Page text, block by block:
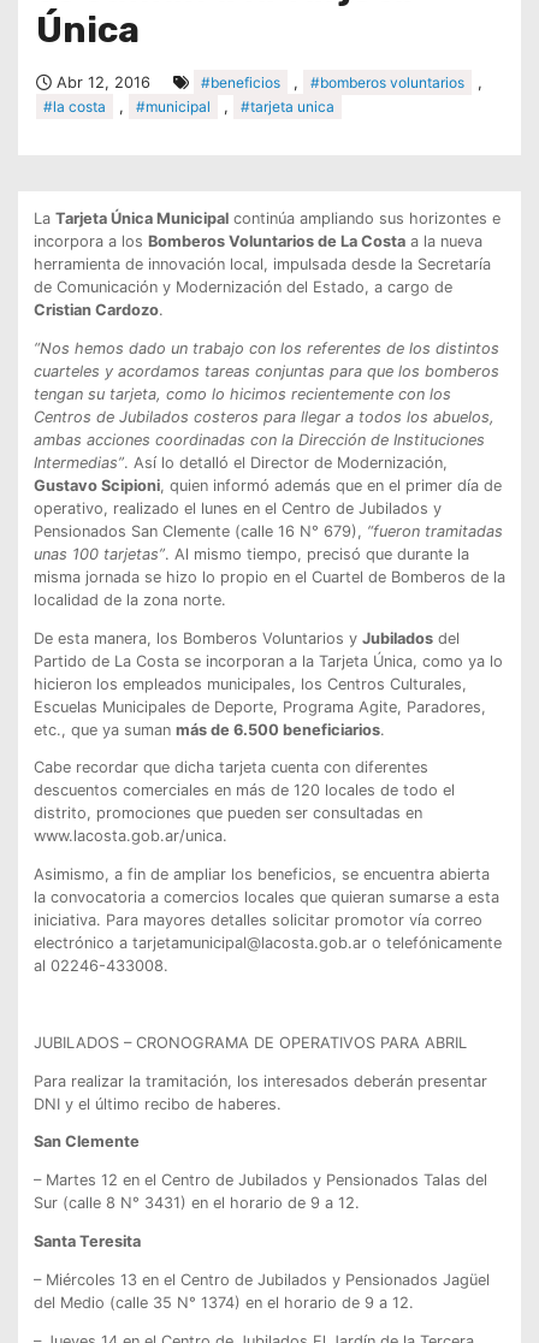
Única
Abr 12, 2016 #beneficios , #bomberos voluntarios
,
#la costa
, #municipal , #tarjeta unica
La Tarjeta Única Municipalcontinúa ampliando sus horizontes e
incorpora a los Bomberos Voluntarios de La Costaa la nueva
herramienta de innovación local, impulsada desde la Secretaría
de Comunicación y Modernización del Estado, a cargo de
Cristian Cardozo.
“Nos hemos dado un trabajo con los referentes de los distintos
cuarteles y acordamos tareas conjuntas para que los bomberos
tengan su tarjeta, como lo hicimos recientemente con los
Centros de Jubilados costeros para llegar a todos los abuelos,
ambas acciones coordinadas con la Dirección de Instituciones
Intermedias”. Así lo detalló el Director de Modernización,
Gustavo Scipioni, quien informó además que en el primer día de
operativo, realizado el lunes en el Centro de Jubilados y
Pensionados San Clemente (calle 16 N° 679), “fueron tramitadas
unas 100 tarjetas”. Al mismo tiempo, precisó que durante la
misma jornada se hizo lo propio en el Cuartel de Bomberos de la
localidad de la zona norte.
De esta manera, los Bomberos Voluntarios y Jubiladosdel
Partido de La Costa se incorporan a la Tarjeta Única, como ya lo
hicieron los empleados municipales, los Centros Culturales,
Escuelas Municipales de Deporte, Programa Agite, Paradores,
etc., que ya suman más de 6.500 beneficiarios.
Cabe recordar que dicha tarjeta cuenta con diferentes
descuentos comerciales en más de 120 locales de todo el
distrito, promociones que pueden ser consultadas en
www.lacosta.gob.ar/unica.
Asimismo, a fin de ampliar los beneficios, se encuentra abierta
la convocatoria a comercios locales que quieran sumarse a esta
iniciativa. Para mayores detalles solicitar promotor vía correo
electrónico a tarjetamunicipal@lacosta.gob.ar o telefónicamente
al 02246-433008.
JUBILADOS – CRONOGRAMA DE OPERATIVOS PARA ABRIL
Para realizar la tramitación, los interesados deberán presentar
DNI y el último recibo de haberes.
San Clemente
– Martes 12 en el Centro de Jubilados y Pensionados Talas del
Sur (calle 8 N° 3431) en el horario de 9 a 12.
Santa Teresita
– Miércoles 13 en el Centro de Jubilados y Pensionados Jagüel
del Medio (calle 35 N° 1374) en el horario de 9 a 12.